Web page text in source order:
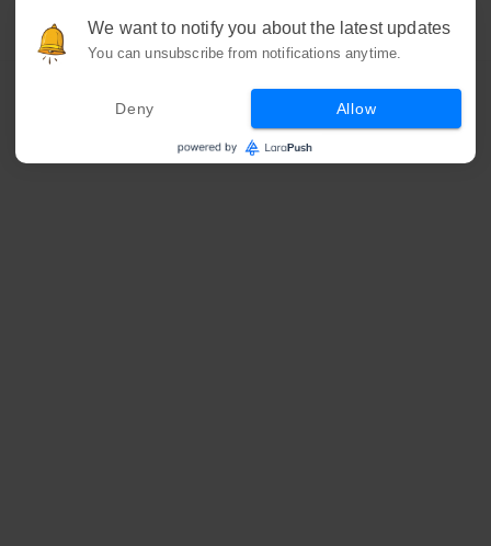
We want to notify you about the latest updates
You can unsubscribe from notifications anytime.
Deny Allow